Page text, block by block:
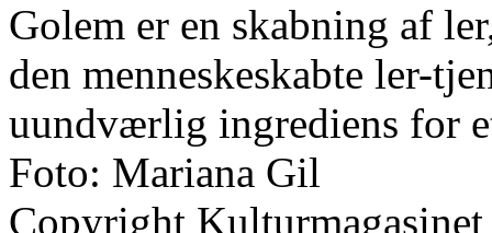
Golem er en skabning af
den menneskeskabte ler-
uundværlig ingrediens for
Foto: Mariana Gil
Copyright